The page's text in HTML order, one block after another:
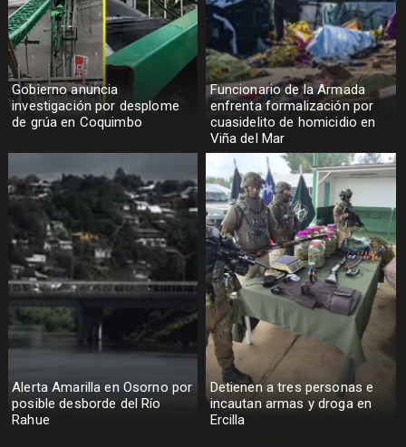
Gobierno anuncia
investigación por desplome
de grúa en Coquimbo
Funcionario de la Armada
enfrenta formalización por
cuasidelito de homicidio en
Viña del Mar
Alerta Amarilla en Osorno por
posible desborde del Río
Rahue
Detienen a tres personas e
incautan armas y droga en
Ercilla